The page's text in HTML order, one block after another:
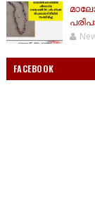
FACEBOOK